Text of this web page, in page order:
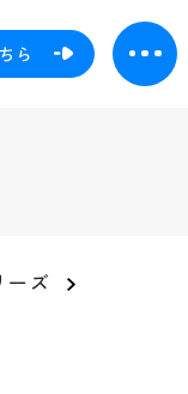
ら
ーズ